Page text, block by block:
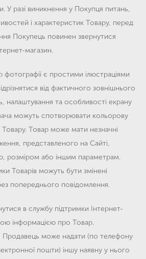
У разі виникнення у Покупця питань,
і характеристик Товару, перед
Покупець повинен звернутися
магазин.
є простими ілюстраціями
від фактичного зовнішнього
налаштування та особливості екрану
можуть спотворювати кольорову
Товар може мати незначні
представленого на Сайті,
розміром або іншим параметрам.
Товарів можуть бути змінені
попереднього повідомлення.
в службу підтримки Інтернет-
інформацією про Товар.
Продавець може надати (по телефону
пошти) іншу наявну у нього